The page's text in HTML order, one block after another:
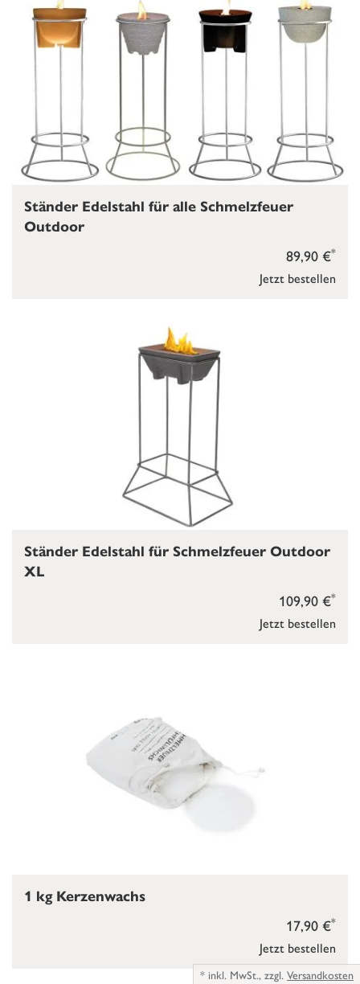
Jetzt bestellen
89,90 €*
Ständer Edelstahl für alle Schmelzfeuer
Outdoor
Jetzt bestellen
109,90 €*
Ständer Edelstahl für Schmelzfeuer Outdoor
XL
Jetzt bestellen
17,90 €*
1 kg Kerzenwachs
* inkl. MwSt., zzgl. Versandkosten